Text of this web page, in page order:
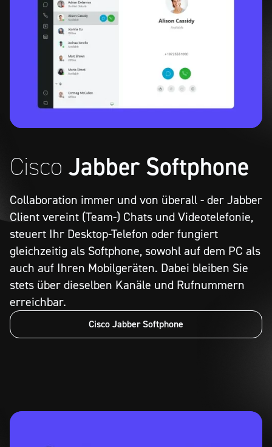
Cisco Jabber Softphone
Collaboration immer und von überall - der Jabber
Client vereint (Team-) Chats und Videotelefonie,
steuert Ihr Desktop-Telefon oder fungiert
gleichzeitig als Softphone, sowohl auf dem PC als
auch auf Ihren Mobilgeräten. Dabei bleiben Sie
stets über dieselben Kanäle und Rufnummern
erreichbar.
Cisco Jabber Softphone